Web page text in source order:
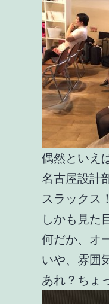
偶然といえ
名古屋設計
スラックス
しかも見た
何だか、オ
いや、雰囲
あれ？ちょ